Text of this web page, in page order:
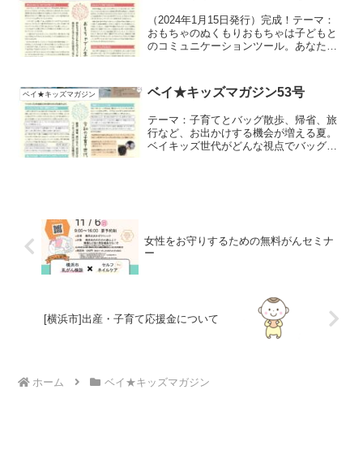
（2024年1月15日発行）完成！テーマ：
おもちゃのぬくもりおもちゃは子どもと
のコミュニケーションツール。あなたと
いる「東京おもちゃ美術館」の入館料が
間違っていました...
ベイ★キッズマガジン ベイ★キッズマガジン53号
テーマ：子育てとバッグ散歩、帰省、旅
行など、お出かけする機会が増える夏。
ベイキッズ世代がどんな視点でバッグを
女性をお守りするための無料がんセミナ
ー
[横浜市]出産・子育て応援金について
ホーム ベイ★キッズマガジン